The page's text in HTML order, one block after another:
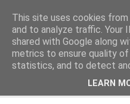
Distinct
Adrian Cocis 0742 129 909
This site uses cookies
and to analyze traffic. Your
shared with Google along
metrics to ensure quality
statistics, and to detect
LEARN